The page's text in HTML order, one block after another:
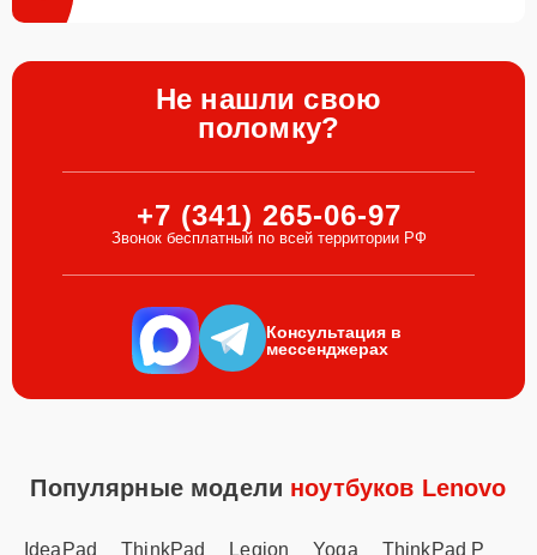
Не нашли свою
поломку?
+7 (341) 265-06-97
Звонок бесплатный по всей территории РФ
Консультация в
мессенджерах
Популярные модели ноутбуков Lenovo
IdeaPad ThinkPad Legion Yoga ThinkPad P